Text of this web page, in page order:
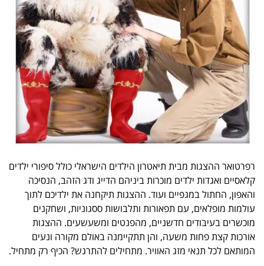
רפרטואר ההצגות מבית תיאטרון הילדים הישראלי כולל סיפורי ילדים
קלאסיים ואגדות ילדים מוכרות ביניהם הדייג ודג הזהב, הנסיכה
והאפון, החתול במגפיים ועוד. ההצגות תיקחנה את ילדיכם לתוך
עולמות מופלאים, עם תפאורות ותלבושות ססגוניות, ושחקנים
מוכשרים בעיבודים חדשניים, מהפנטים ומשעשעים. ההצגות
אורכות קצת פחות משעה, והן תתקיימנה באולם מקורה ונעים
המותאם לכל תנאי מזג האוויר. מתחילים להתרגש? הכיף רק מתחיל.